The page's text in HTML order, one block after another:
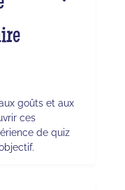
goûts et aux
ces
de quiz